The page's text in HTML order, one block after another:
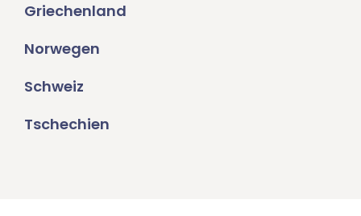
Griechenland
Norwegen
Schweiz
Tschechien